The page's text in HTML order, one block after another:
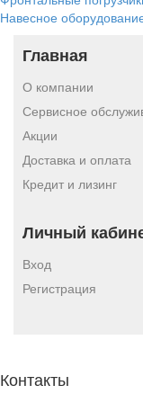
Навесное
Главная
О компании
Сервисное
Акции
Доставка и оплата
Кредит и лизинг
Личный
Вход
Регистрация
Контакты